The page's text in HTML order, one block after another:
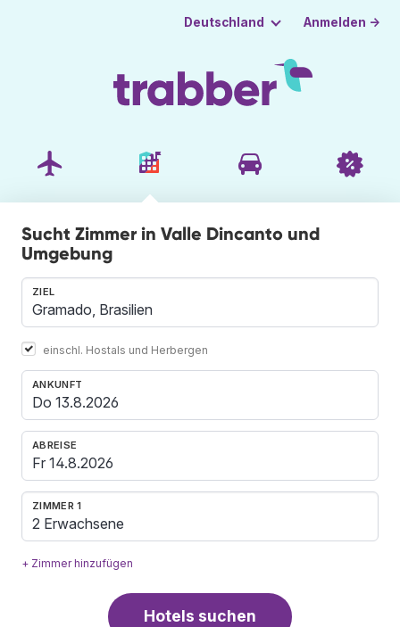
Deutschland Anmelden →
Sucht Zimmer in Valle Dincanto und
Umgebung
ZIEL
einschl. Hostals und Herbergen
ANKUNFT
ABREISE
ZIMMER 1
2 Erwachsene
+ Zimmer hinzufügen
Hotels suchen